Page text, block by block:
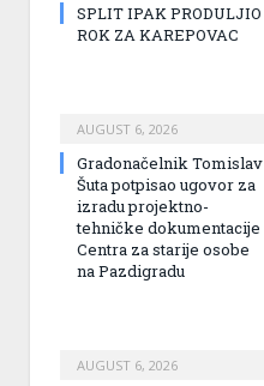
SPLIT IPAK PRODULJIO
ROK ZA KAREPOVAC
AUGUST 6, 2026
Gradonačelnik Tomislav
Šuta potpisao ugovor za
izradu projektno-
tehničke dokumentacije
Centra za starije osobe
na Pazdigradu
AUGUST 6, 2026